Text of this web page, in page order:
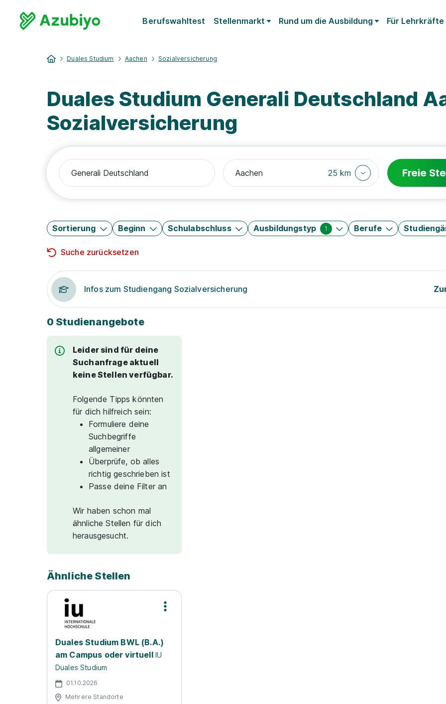
Berufswahltest Stellenmarkt Rund um die Ausbildung Für Lehrkräfte
Duales Studium Aachen Sozialversicherung
Duales Studium Generali Deutschland
Sozialversicherung
25 km Freie
Sortierung Beginn Schulabschluss Ausbildungstyp 1 Berufe
Suche zurücksetzen
Infos zum Studiengang Sozialversicherung
0 Studienangebote
Leider sind für deine
Suchanfrage aktuell
keine Stellen verfügbar.
Folgende Tipps könnten
für dich hilfreich sein:
Formuliere deine
Suchbegriffe
allgemeiner
Überprüfe, ob alles
richtig geschrieben ist
Passe deine Filter an
Wir haben schon mal
ähnliche Stellen für dich
herausgesucht.
Ähnliche Stellen
Duales Studium BWL (B.A.)
am Campus oder virtuell IU
Duales Studium
01.10.2026
Mehrere Standorte